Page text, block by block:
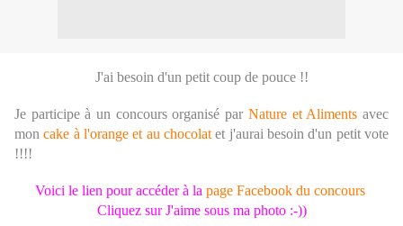
J'ai besoin d'un petit coup de pouce !!
Je participe à un concours organisé par Nature et Aliments avec
moncake à l'orange et au chocolat et j'aurai besoin d'un petit vote
!!!!
Voici le lien pour accéder à la page Facebook du concours
Cliquez sur J'aime sous ma photo :-))